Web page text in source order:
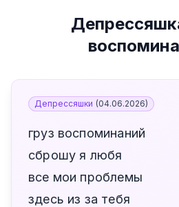
Депрессяшки (04.06.2026)
груз воспоминаний
сброшу я любя
все мои проблемы
здесь из за тебя